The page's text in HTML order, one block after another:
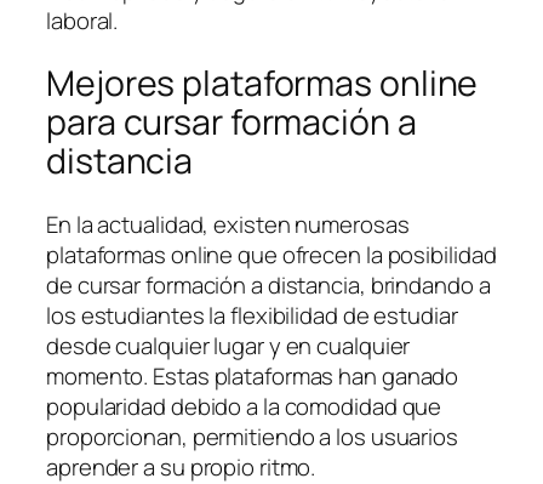
laboral.
Mejores plataformas online
para cursar formación a
distancia
En la actualidad, existen numerosas
plataformas online que ofrecen la posibilidad
de cursar formación a distancia, brindando a
los estudiantes la flexibilidad de estudiar
desde cualquier lugar y en cualquier
momento. Estas plataformas han ganado
popularidad debido a la comodidad que
proporcionan, permitiendo a los usuarios
aprender a su propio ritmo.